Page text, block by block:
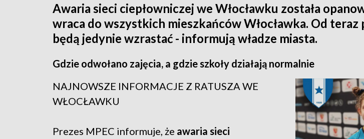
Awaria sieci ciepłowniczej we Włocławku została
wraca do wszystkich mieszkańców Włocławka. Od
będą jedynie wzrastać - informują władze miasta.
Gdzie odwołano zajęcia, a gdzie szkoły działają normalnie
NAJNOWSZE INFORMACJE Z RATUSZA WE
WŁOCŁAWKU
Prezes MPEC informuje, że awaria sieci